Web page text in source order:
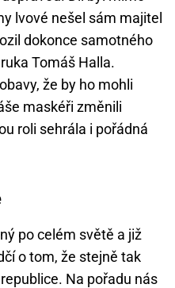
lvové nešel sám majitel
dokonce samotného
Tomáš Halla.
že by ho mohli
maskéři změnili
roli sehrála i pořádná
po celém světě a již
o tom, že stejně tak
Na pořadu nás